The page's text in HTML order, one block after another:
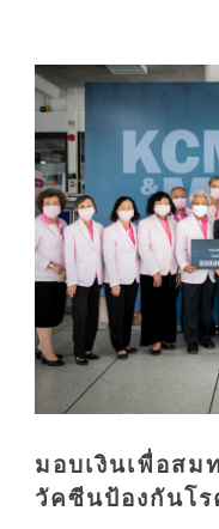
มอบเงินเพื่อส
วัคซีนป้องกันโร